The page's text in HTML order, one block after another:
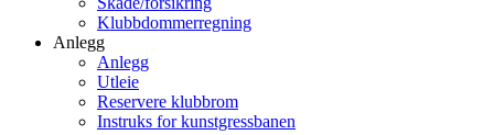
Klubbdommerregning
Anlegg
Anlegg
Utleie
Reservere klubbrom
Instruks for kunstgressbanen